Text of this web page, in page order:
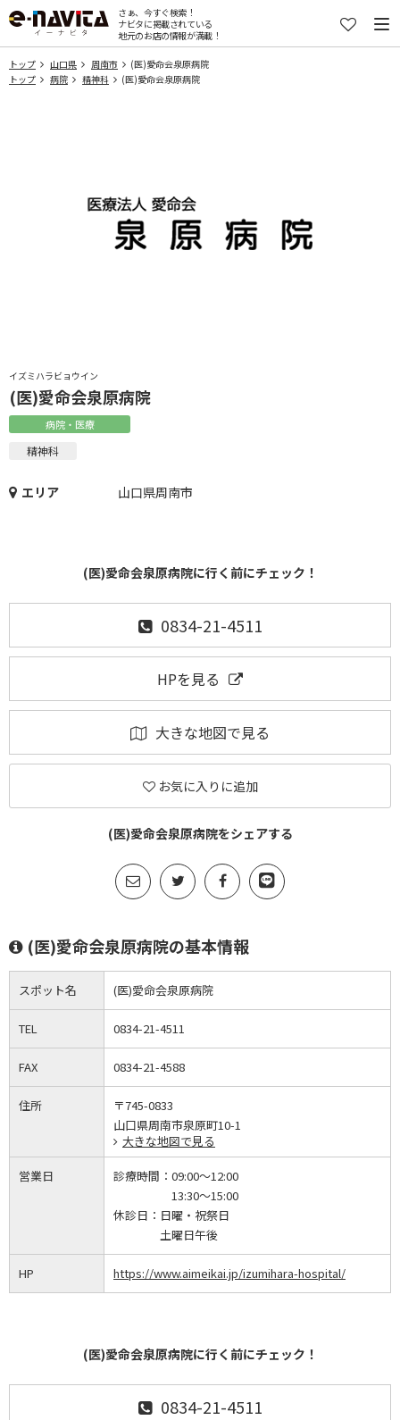
さぁ、今すぐ検索！
ナビタに掲載されている
地元のお店の情報が満載！
トップ 山口県 周南市
(医)愛命会泉原病院
トップ
病院 精神科 (医)愛命会泉原病院
イズミハラビョウイン
(医)愛命会泉原病院
病院・医療
精神科
エリア 山口県周南市
(医)愛命会泉原病院に行く前にチェック！
0834-21-4511
HPを見る
大きな地図で見る
お気に入りに追加
(医)愛命会泉原病院をシェアする
(医)愛命会泉原病院の基本情報
スポット名 (医)愛命会泉原病院
TEL 0834-21-4511
FAX 0834-21-4588
住所
〒745-0833
山口県周南市泉原町10-1
大きな地図で見る
営業日 診療時間： 09:00～12:00
13:30～15:00
休診日： 日曜・祝祭日
土曜日午後
HP https://www.aimeikai.jp/izumihara-hospital/
(医)愛命会泉原病院に行く前にチェック！
0834-21-4511